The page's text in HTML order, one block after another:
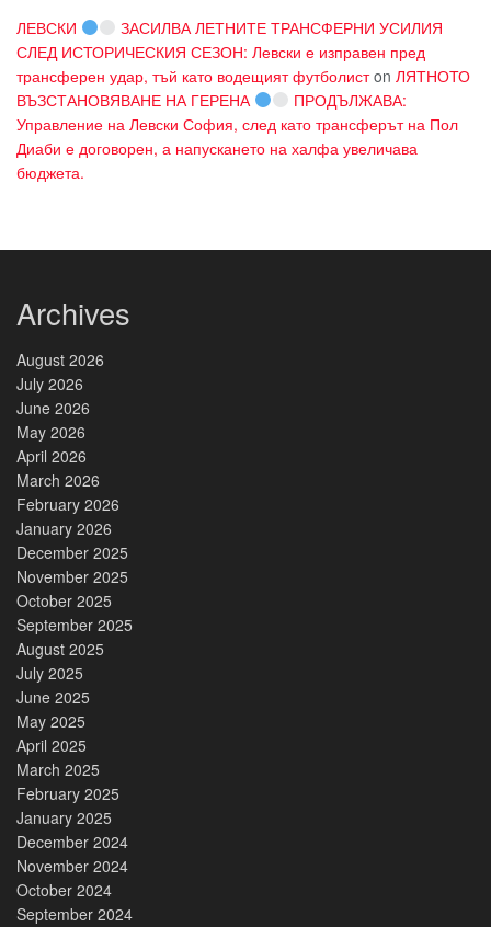
ЛЕВСКИ
ЗАСИЛВА ЛЕТНИТЕ ТРАНСФЕРНИ УСИЛИЯ
СЛЕД ИСТОРИЧЕСКИЯ СЕЗОН: Левски е изправен пред
трансферен удар, тъй като водещият футболистon ЛЯТНОТО
ВЪЗСТАНОВЯВАНЕ НА ГЕРЕНА
ПРОДЪЛЖАВА:
Управление на Левски София, след като трансферът на Пол
Диаби е договорен, а напускането на халфа увеличава
бюджета.
Archives
August 2026
July 2026
June 2026
May 2026
April 2026
March 2026
February 2026
January 2026
December 2025
November 2025
October 2025
September 2025
August 2025
July 2025
June 2025
May 2025
April 2025
March 2025
February 2025
January 2025
December 2024
November 2024
October 2024
September 2024